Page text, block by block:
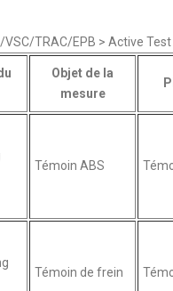
VSC/TRAC/EPB > Active Test
Objet de la
mesure
Témoin ABS
Témoin de frein